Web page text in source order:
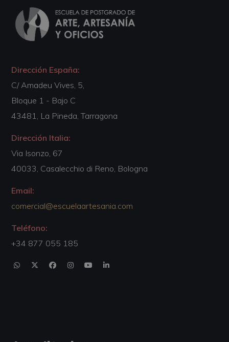
Dirección España:
C/ Amadeu Vives, 5,
Bloque 1 - Bajo C
43481, La Pineda, Tarragona
Dirección Italia:
Via Isonzo, 67
40033, Casalecchio di Reno, Bologna
Email:
comercial@escuelaartesania.com
Teléfono:
+34 877 055 185